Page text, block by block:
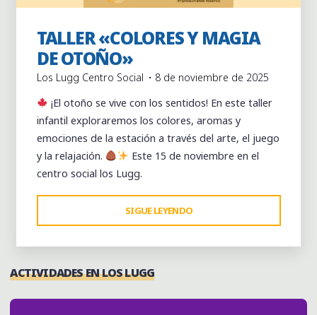
Actividades Actividades puntuales Familiar
TALLER «COLORES Y MAGIA
DE OTOÑO»
Los Lugg Centro Social
8 de noviembre de 2025
¡El otoño se vive con los sentidos! En este taller
infantil exploraremos los colores, aromas y
emociones de la estación a través del arte, el juego
y la relajación.
Este 15 de noviembre en el
centro social los Lugg.
SIGUE LEYENDO
«COLORES
Y
OTOÑO»"
ACTIVIDADES EN LOS LUGG